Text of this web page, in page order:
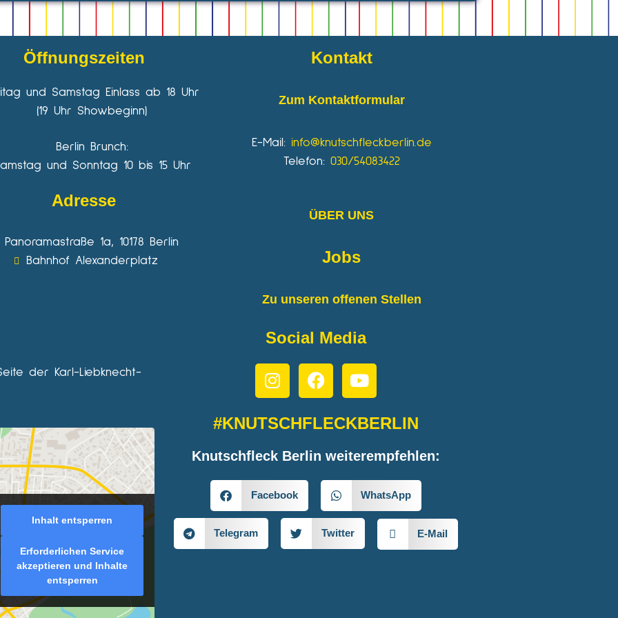
Öffnungszeiten
und Samstag Einlass ab 18 Uhr
(19 Uhr Showbeginn)
Berlin Brunch:
und Sonntag 10 bis 15 Uhr
Adresse
Panoramastraße 1a, 10178 Berlin
Bahnhof Alexanderplatz
Kontakt
Zum Kontaktformular
E-Mail: info@knutschfleckberlin.de
Telefon: 030/54083422
ÜBER UNS
Jobs
Zu unseren offenen Stellen
der Karl-Liebknecht-
Inhalt entsperren
Erforderlichen Service
akzeptieren und Inhalte
entsperren
Social Media
#KNUTSCHFLECKBERLIN
Knutschfleck Berlin weiterempfehlen:
Facebook WhatsApp
Telegram Twitter E-Mail